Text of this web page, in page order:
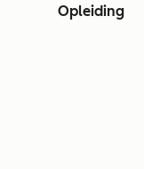
Opleiding